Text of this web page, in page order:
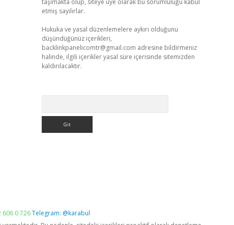
taşımakta olup, siteye üye olarak bu sorumluluğu kabul
etmiş sayılırlar.
Hukuka ve yasal düzenlemelere aykırı olduğunu
düşündüğünüz içerikleri,
backlinkpanelicomtr@gmail.com adresine bildirmeniz
halinde, ilgili içerikler yasal süre içerisinde sitemizden
kaldırılacaktır.
606 0 726Telegram: @karabul